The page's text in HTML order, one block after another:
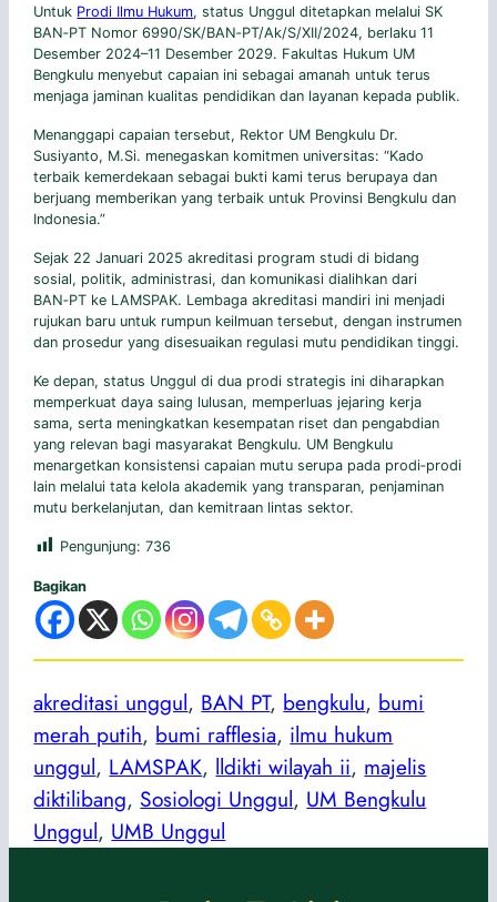
Untuk Prodi Ilmu Hukum, status Unggul ditetapkan melalui SK
BAN‑PT Nomor 6990/SK/BAN‑PT/Ak/S/XII/2024, berlaku 11
Desember 2024–11 Desember 2029. Fakultas Hukum UM
Bengkulu menyebut capaian ini sebagai amanah untuk terus
menjaga jaminan kualitas pendidikan dan layanan kepada publik.
Menanggapi capaian tersebut, Rektor UM Bengkulu Dr.
Susiyanto, M.Si. menegaskan komitmen universitas: “Kado
terbaik kemerdekaan sebagai bukti kami terus berupaya dan
berjuang memberikan yang terbaik untuk Provinsi Bengkulu dan
Indonesia.”
Sejak 22 Januari 2025 akreditasi program studi di bidang
sosial, politik, administrasi, dan komunikasi dialihkan dari
BAN‑PT ke LAMSPAK. Lembaga akreditasi mandiri ini menjadi
rujukan baru untuk rumpun keilmuan tersebut, dengan instrumen
dan prosedur yang disesuaikan regulasi mutu pendidikan tinggi.
Ke depan, status Unggul di dua prodi strategis ini diharapkan
memperkuat daya saing lulusan, memperluas jejaring kerja
sama, serta meningkatkan kesempatan riset dan pengabdian
yang relevan bagi masyarakat Bengkulu. UM Bengkulu
menargetkan konsistensi capaian mutu serupa pada prodi‑prodi
lain melalui tata kelola akademik yang transparan, penjaminan
mutu berkelanjutan, dan kemitraan lintas sektor.
Pengunjung: 736
Bagikan
akreditasi unggul, BAN PT, bengkulu, bumi
merah putih, bumi rafflesia, ilmu hukum
unggul, LAMSPAK, lldikti wilayah ii, majelis
diktilibang, Sosiologi Unggul, UM Bengkulu
Unggul, UMB Unggul